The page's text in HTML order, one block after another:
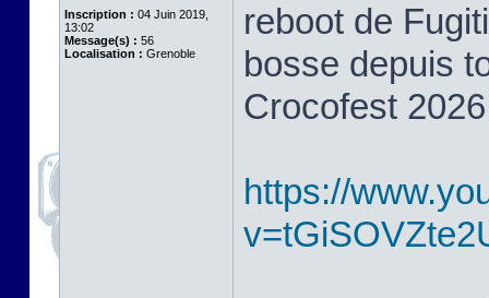
Inscription : 04 Juin 2019,
13:02
Message(s) : 56
Localisation : Grenoble
reboot de
bosse depuis
Crocofest
https://